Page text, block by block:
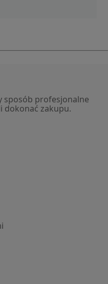
sposób profesjonalne
dokonać zakupu.